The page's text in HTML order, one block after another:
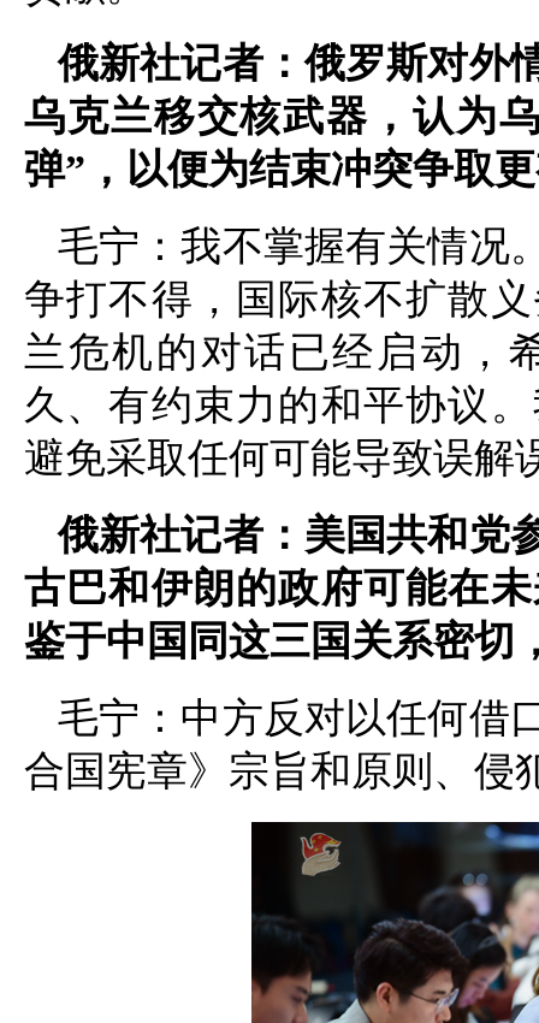
俄新社记者：俄罗斯对外
乌克兰移交核武器，认为
弹”，以便为结束冲突争取
毛宁：我不掌握有关情况
争打不得，国际核不扩散
兰危机的对话已经启动，
久、有约束力的和平协议
避免采取任何可能导致误解
俄新社记者：美国共和党
古巴和伊朗的政府可能在
鉴于中国同这三国关系密切
毛宁：中方反对以任何借
合国宪章》宗旨和原则、侵